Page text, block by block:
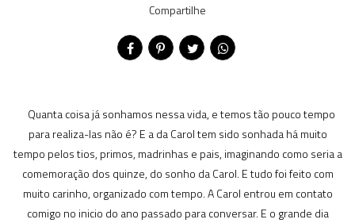
Compartilhe
Quanta coisa já sonhamos nessa vida, e temos tão pouco tempo
para realiza-las não é? E a da Carol tem sido sonhada há muito
tempo pelos tios, primos, madrinhas e pais, imaginando como seria a
comemoração dos quinze, do sonho da Carol. E tudo foi feito com
muito carinho, organizado com tempo. A Carol entrou em contato
comigo no inicio do ano passado para conversar. E o grande dia